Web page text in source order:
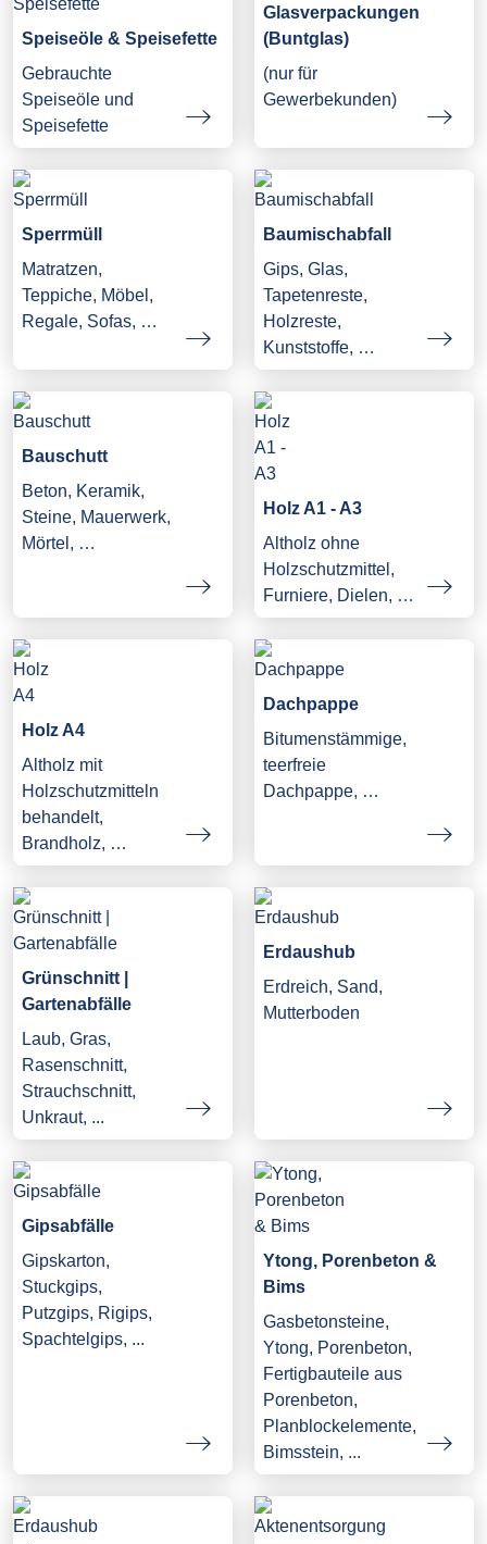
Speiseöle & Speisefette
Gebrauchte
Speiseöle und
Speisefette
Glasverpackungen
(Buntglas)
(nur für
Gewerbekunden)
Sperrmüll
Matratzen,
Teppiche, Möbel,
Regale, Sofas, …
Baumischabfall
Gips, Glas,
Tapetenreste,
Holzreste,
Kunststoffe, …
Bauschutt
Beton, Keramik,
Steine, Mauerwerk,
Mörtel, …
Holz A1 - A3
Altholz ohne
Holzschutzmittel,
Furniere, Dielen, …
Holz A4
Altholz mit
Holzschutzmitteln
behandelt,
Brandholz, …
Dachpappe
Bitumenstämmige,
teerfreie
Dachpappe, …
Grünschnitt |
Gartenabfälle
Laub, Gras,
Rasenschnitt,
Strauchschnitt,
Unkraut, ...
Erdaushub
Erdreich, Sand,
Mutterboden
Gipsabfälle
Gipskarton,
Stuckgips,
Putzgips, Rigips,
Spachtelgips, ...
Ytong, Porenbeton &
Bims
Gasbetonsteine,
Ytong, Porenbeton,
Fertigbauteile aus
Porenbeton,
Planblockelemente,
Bimsstein, ...